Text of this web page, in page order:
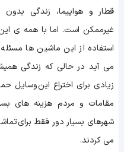
قطار و هواپیما، زندگی
غیرممکن است. اما با همه ی
استفاده از این ماشین ها
می آید در حالی که زندگی
زیادی برای اختراع این وسایل
مقامات و مردم هزینه های
شهرهای بسیار دور فقط برای
می کردند.